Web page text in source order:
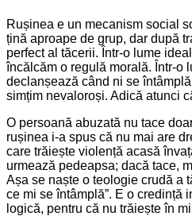
Rușinea e un mecanism social
țină aproape de grup, dar după
perfect al tăcerii. Într-o lume
încălcăm o regulă morală. Într-o
declanșează când ni se
simțim nevaloroși. Adică atunci
O persoană abuzată nu tace
rușinea i-a spus că nu mai are
care trăiește violență acasă
urmează pedeapsa; dacă tace,
Așa se naște o teologie crudă a
ce mi se întâmplă”. E o credință
logică, pentru că nu trăiește în